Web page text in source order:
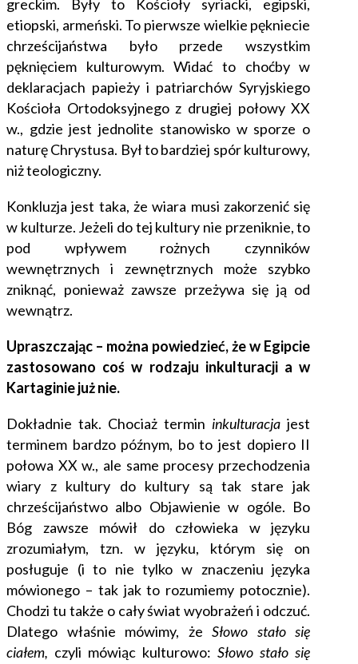
greckim. Były to Kościoły syriacki, egipski,
etiopski, armeński. To pierwsze wielkie pękniecie
chrześcijaństwa było przede wszystkim
pęknięciem kulturowym. Widać to choćby w
deklaracjach papieży i patriarchów Syryjskiego
Kościoła Ortodoksyjnego z drugiej połowy XX
w., gdzie jest jednolite stanowisko w sporze o
naturę Chrystusa. Był to bardziej spór kulturowy,
niż teologiczny.
Konkluzja jest taka, że wiara musi zakorzenić się
w kulturze. Jeżeli do tej kultury nie przeniknie, to
pod wpływem rożnych czynników
wewnętrznych i zewnętrznych może szybko
zniknąć, ponieważ zawsze przeżywa się ją od
wewnątrz.
Upraszczając – można powiedzieć, że w Egipcie
zastosowano coś w rodzaju inkulturacji a w
Kartaginie już nie.
Dokładnie tak. Chociaż termin inkulturacjajest
terminem bardzo późnym, bo to jest dopiero II
połowa XX w., ale same procesy przechodzenia
wiary z kultury do kultury są tak stare jak
chrześcijaństwo albo Objawienie w ogóle. Bo
Bóg zawsze mówił do człowieka w języku
zrozumiałym, tzn. w języku, którym się on
posługuje (i to nie tylko w znaczeniu języka
mówionego – tak jak to rozumiemy potocznie).
Chodzi tu także o cały świat wyobrażeń i odczuć.
Dlatego właśnie mówimy, żeSłowo stało się
ciałem, czyli mówiąc kulturowo:Słowo stało się